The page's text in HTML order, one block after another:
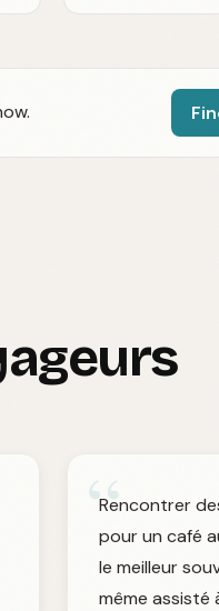
“
Rencontrer
pour un café
le meilleur
même assisté